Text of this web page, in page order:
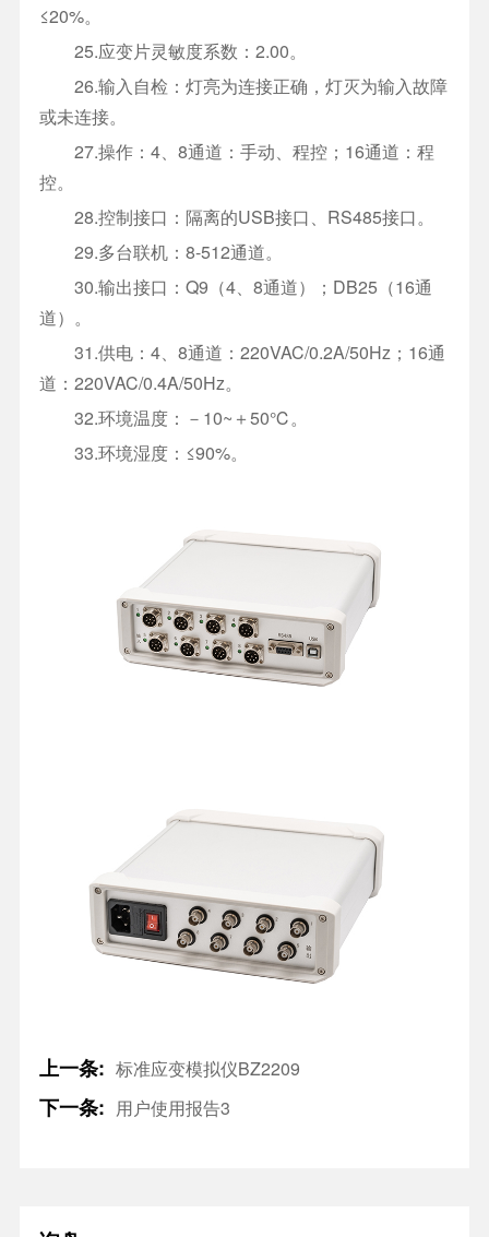
≤20%。
25.应变片灵敏度系数：2.00。
26.输入自检：灯亮为连接正确，灯灭为输入故障
或未连接。
27.操作：4、8通道：手动、程控；16通道：程
控。
28.控制接口：隔离的USB接口、RS485接口。
29.多台联机：8-512通道。
30.输出接口：Q9（4、8通道）；DB25（16通
道）。
31.供电：4、8通道：220VAC/0.2A/50Hz；16通
道：220VAC/0.4A/50Hz。
32.环境温度：－10~＋50℃。
33.环境湿度：≤90%。
上一条: 标准应变模拟仪BZ2209
下一条: 用户使用报告3